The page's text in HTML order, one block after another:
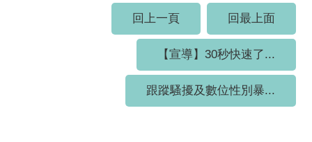
回上一頁
回最上面
【宣導】30秒快速了...
跟蹤騷擾及數位性別暴...